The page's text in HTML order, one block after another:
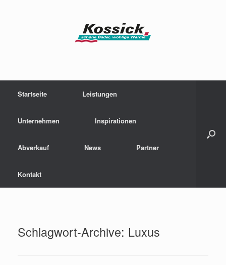
Startseite Leistungen
Unternehmen Inspirationen
Abverkauf News Partner
Kontakt
Schlagwort-Archive: Luxus